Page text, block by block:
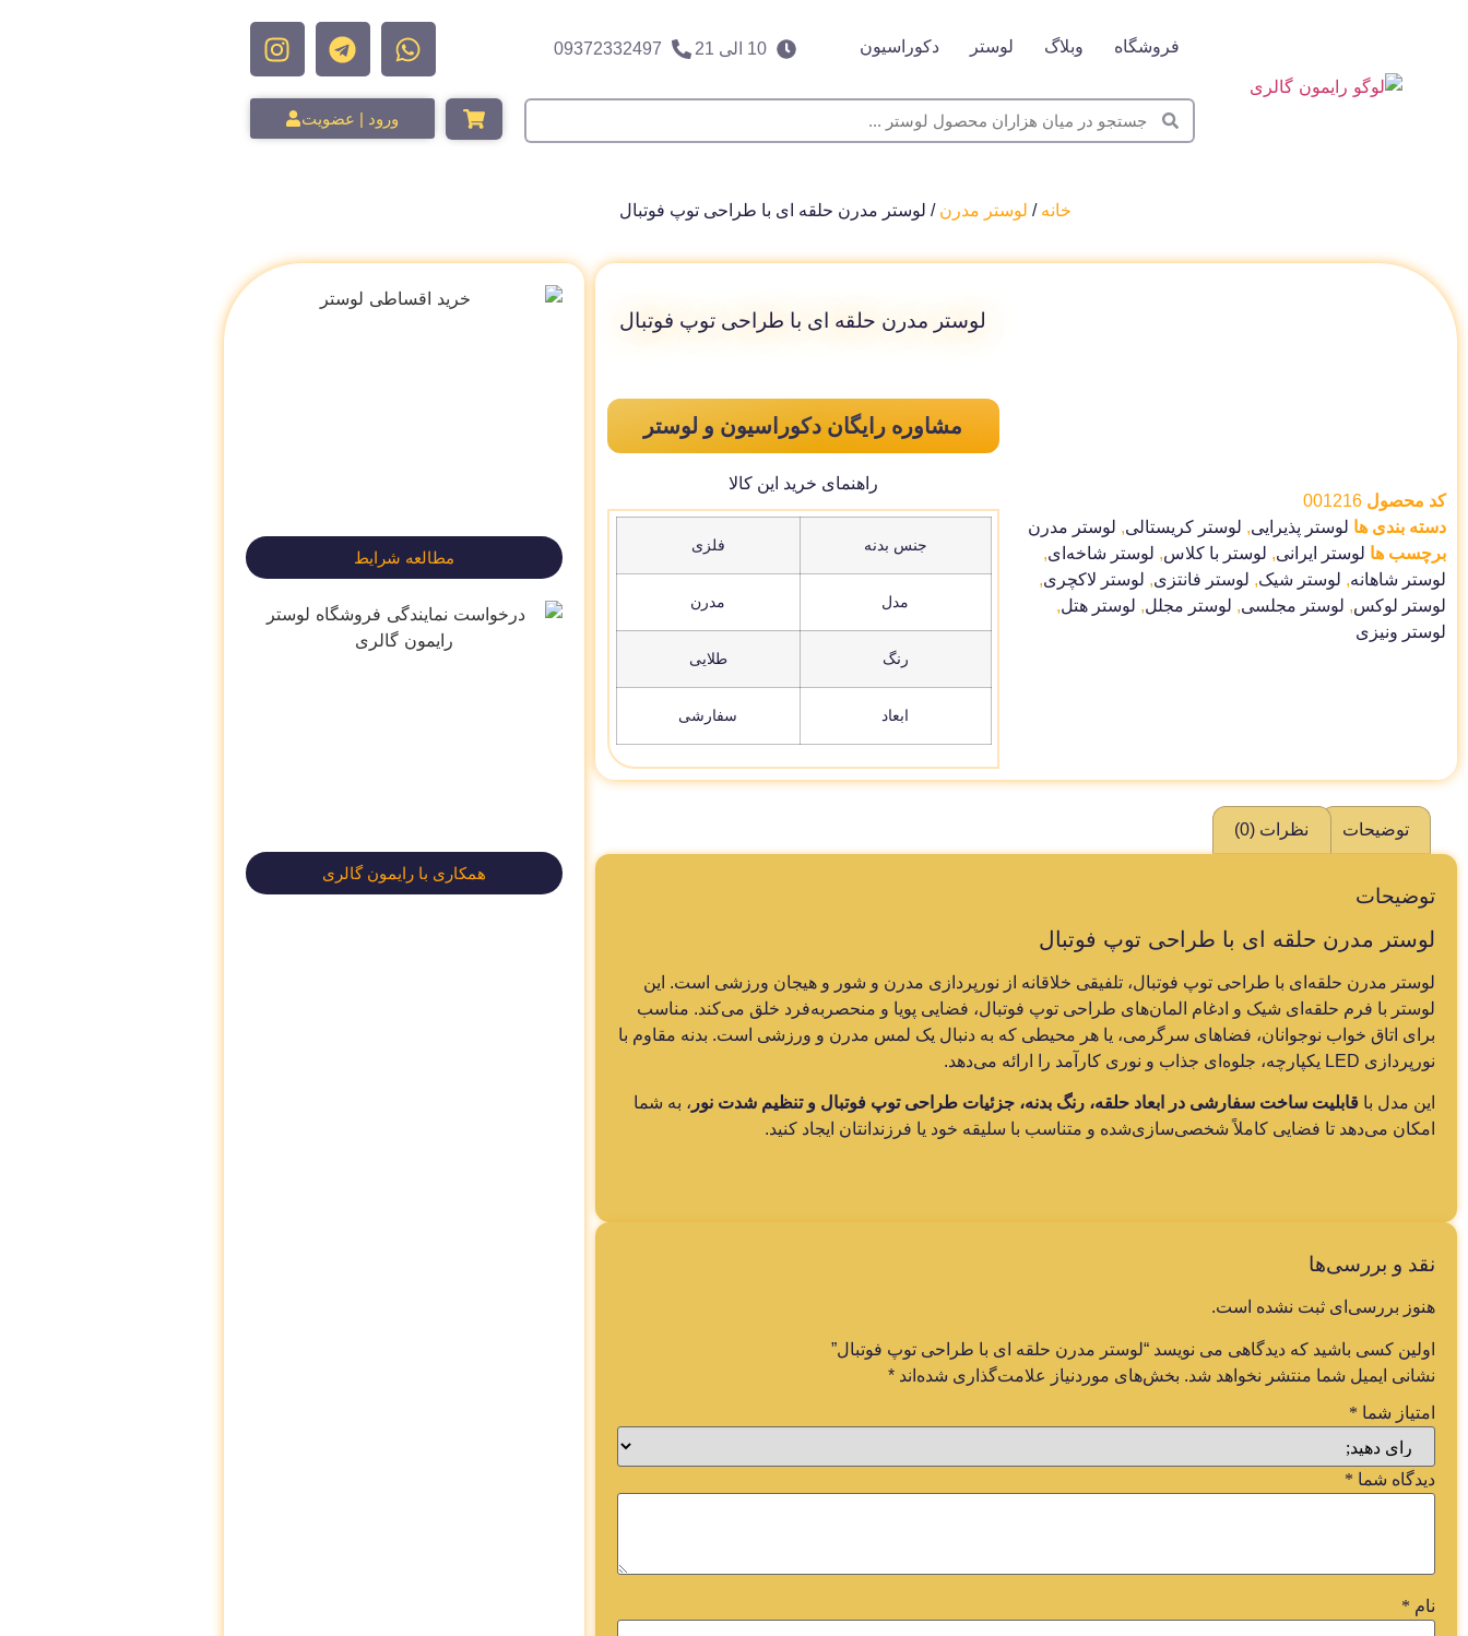
فروشگاه وبلاگ لوستر دکوراسیون 10 الی 21 09372332497
ورود | عضویت
خانه / لوستر مدرن / لوستر مدرن حلقه ای با طراحی توپ فوتبال
کد محصول 001216
دسته بندی ها لوستر پذیرایی, لوستر کریستالی, لوستر مدرن
برچسب ها لوستر ایرانی, لوستر با کلاس, لوستر شاخه‌ای,
لوستر شاهانه, لوستر شیک, لوستر فانتزی, لوستر لاکچری,
لوستر لوکس, لوستر مجلسی, لوستر مجلل, لوستر هتل,
لوستر ونیزی
لوستر مدرن حلقه ای با طراحی توپ فوتبال
مشاوره رایگان دکوراسیون و لوستر
راهنمای خرید این کالا
جنس بدنه فلزی
مدل مدرن
رنگ طلایی
ابعاد سفارشی
توضیحات نظرات (0)
توضیحات
لوستر مدرن حلقه ای با طراحی توپ فوتبال
لوستر مدرن حلقه‌ای با طراحی توپ فوتبال، تلفیقی خلاقانه از نورپردازی مدرن و شور و هیجان ورزشی است. این
لوستر با فرم حلقه‌ای شیک و ادغام المان‌های طراحی توپ فوتبال، فضایی پویا و منحصربه‌فرد خلق می‌کند. مناسب
برای اتاق خواب نوجوانان، فضاهای سرگرمی، یا هر محیطی که به دنبال یک لمس مدرن و ورزشی است. بدنه مقاوم با
نورپردازی LED یکپارچه، جلوه‌ای جذاب و نوری کارآمد را ارائه می‌دهد.
این مدل با قابلیت ساخت سفارشی در ابعاد حلقه، رنگ بدنه، جزئیات طراحی توپ فوتبال و تنظیم شدت نور ، به شما
امکان می‌دهد تا فضایی کاملاً شخصی‌سازی‌شده و متناسب با سلیقه خود یا فرزندانتان ایجاد کنید.
نقد و بررسی‌ها
هنوز بررسی‌ای ثبت نشده است.
اولین کسی باشید که دیدگاهی می نویسد “لوستر مدرن حلقه ای با طراحی توپ فوتبال”
نشانی ایمیل شما منتشر نخواهد شد. بخش‌های موردنیاز علامت‌گذاری شده‌اند *
امتیاز شما *
دیدگاه شما *
نام *
مطالعه شرایط
همکاری با رایمون گالری